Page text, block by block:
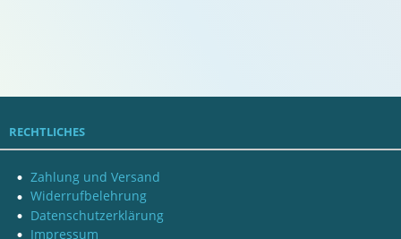
RECHTLICHES
Zahlung und Versand
Widerrufbelehrung
Datenschutzerklärung
Impressum